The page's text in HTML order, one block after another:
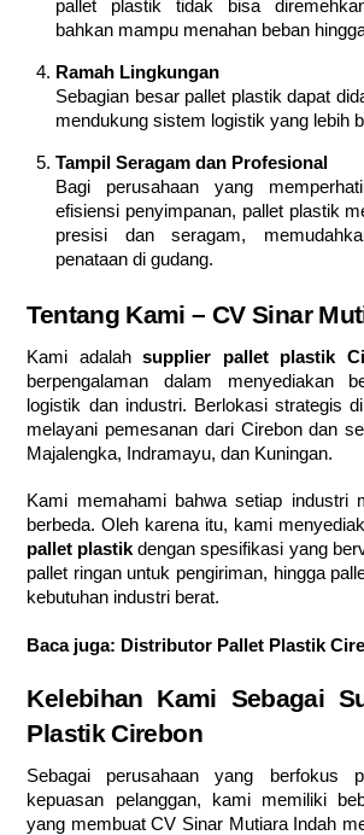
pallet plastik tidak bisa
bahkan mampu menahan beban
Ramah Lingkungan
Sebagian besar pallet plastik dapat
mendukung sistem logistik yang lebih
Tampil Seragam dan Profesional
Bagi perusahaan yang
efisiensi penyimpanan, pallet plastik
presisi dan seragam,
penataan di gudang.
Tentang Kami – CV Sinar
Kami adalahsupplier pallet plastik
berpengalaman dalam menyediakan
logistik dan industri. Berlokasi strategis
melayani pemesanan dari Cirebon dan
Majalengka, Indramayu, dan Kuningan.
Kami memahami bahwa setiap industri
berbeda. Oleh karena itu, kami
pallet plastik dengan spesifikasi yang
pallet ringan untuk pengiriman, hingga
kebutuhan industri berat.
Baca juga: Distributor Pallet Plastik
Kelebihan Kami Sebagai
Plastik Cirebon
Sebagai perusahaan yang berfokus
kepuasan pelanggan, kami memiliki
yang membuat CV Sinar Mutiara Indah